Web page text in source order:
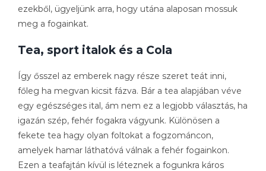
ezekből, ügyeljünk arra, hogy utána alaposan mossuk
meg a fogainkat.
Tea, sport italok és a Cola
Így ősszel az emberek nagy része szeret teát inni,
főleg ha megvan kicsit fázva. Bár a tea alapjában véve
egy egészséges ital, ám nem ez a legjobb választás, ha
igazán szép, fehér fogakra vágyunk. Különösen a
fekete tea hagy olyan foltokat a fogzománcon,
amelyek hamar láthatóvá válnak a fehér fogainkon.
Ezen a teafajtán kívül is léteznek a fogunkra káros